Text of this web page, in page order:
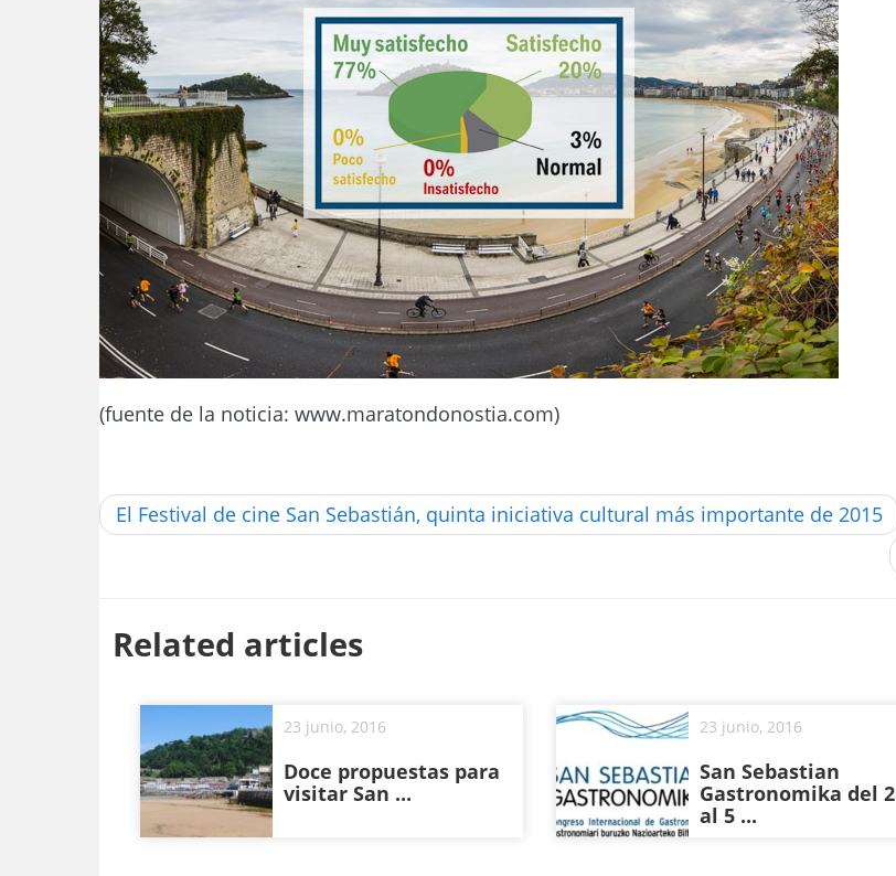
(fuente de la noticia: www.maratondonostia.com)
El Festival de cine San Sebastián, quinta iniciativa cultural más importante de 2015
Related articles
23 junio, 2016
Doce propuestas para
visitar San ...
23 junio, 2016
San Sebastian
Gastronomika del 2
al 5 ...